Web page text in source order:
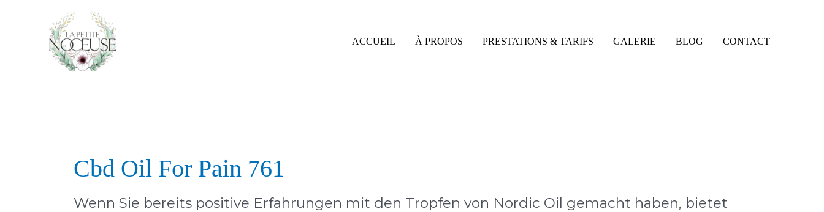
ACCUEIL À PROPOS PRESTATIONS & TARIFS GALERIE BLOG CONTACT
Cbd Oil For Pain 761
Wenn Sie bereits positive Erfahrungen mit den Tropfen von Nordic Oil gemacht haben, bietet